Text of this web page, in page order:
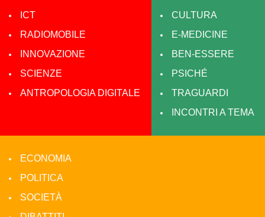
ICT
RADIOMOBILE
INNOVAZIONE
SCIENZE
ANTROPOLOGIA DIGITALE
CULTURA
E-MEDICINE
BEN-ESSERE
PSICHÉ
TRAGUARDI
INCONTRI A TEMA
ECONOMIA
POLITICA
SOCIETÀ